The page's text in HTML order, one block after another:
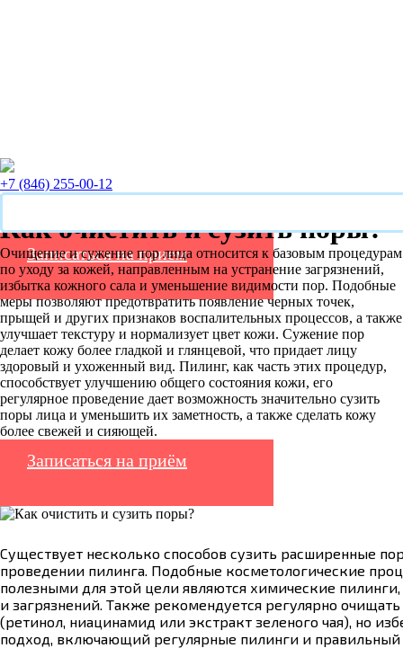
+7 (846) 255-00-12
Записаться на прием
Как очистить и сузить поры?
Очищение и сужение пор лица относится к базовым процедурам
по уходу за кожей, направленным на устранение загрязнений,
избытка кожного сала и уменьшение видимости пор. Подобные
меры позволяют предотвратить появление черных точек,
прыщей и других признаков воспалительных процессов, а также
улучшает текстуру и нормализует цвет кожи. Сужение пор
делает кожу более гладкой и глянцевой, что придает лицу
здоровый и ухоженный вид. Пилинг, как часть этих процедур,
способствует улучшению общего состояния кожи, его
регулярное проведение дает возможность значительно сузить
поры лица и уменьшить их заметность, а также сделать кожу
более свежей и сияющей.
Записаться на приём
Существует несколько способов сузить расширенные
проведении пилинга. Подобные косметологические
полезными для этой цели являются химические
и загрязнений. Также рекомендуется регулярно
(ретинол, ниацинамид или экстракт зеленого чая), но
подход, включающий регулярные пилинги и